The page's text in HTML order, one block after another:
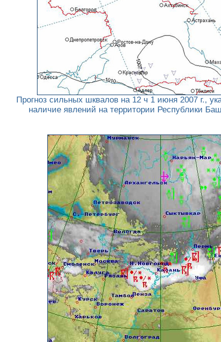
Прогноз сильных шквалов на 12 ч 1 июня 2007 г.,
наличие явлений на территории Республики